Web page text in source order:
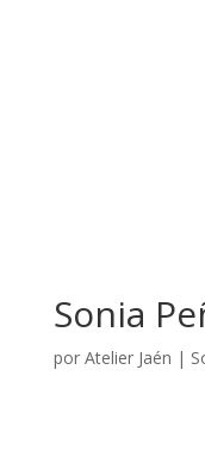
Sonia
por Atelier Jaén |